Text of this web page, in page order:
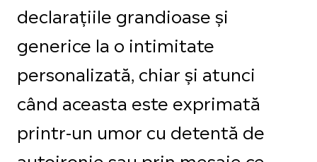
declarațiile grandioase și
generice la o intimitate
personalizată, chiar și atunci
când aceasta este exprimată
printr-un umor cu detentă de